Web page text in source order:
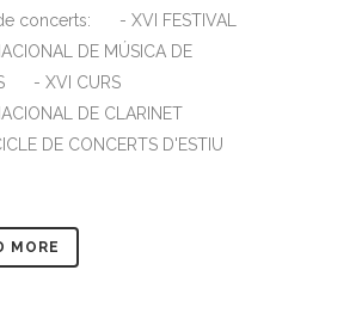
concerts: - XVI FESTIVAL
DE MÚSICA DE
- XVI CURS
DE CLARINET
DE CONCERTS D'ESTIU
MORE